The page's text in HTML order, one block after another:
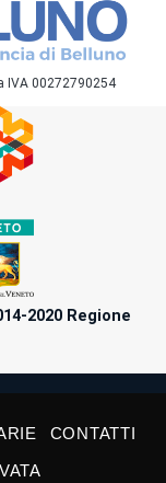
IVA 00272790254
2020 Regione
CONTATTI